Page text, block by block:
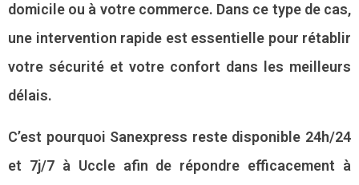
domicile ou à votre commerce. Dans ce type de cas,
une intervention rapide est essentielle pour rétablir
votre sécurité et votre confort dans les meilleurs
délais.
C’est pourquoi Sanexpress reste disponible 24h/24
et 7j/7 à Uccle afin de répondre efficacement à